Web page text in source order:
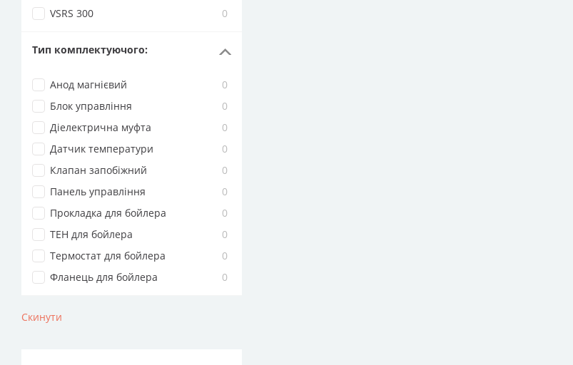
VSRS 300
0
Тип комплектуючого:
Анод магнієвий
0
Блок управління
0
Діелектрична муфта
0
Датчик температури
0
Клапан запобіжний
0
Панель управління
0
Прокладка для бойлера
0
ТЕН для бойлера
0
Термостат для бойлера
0
Фланець для бойлера
0
Скинути